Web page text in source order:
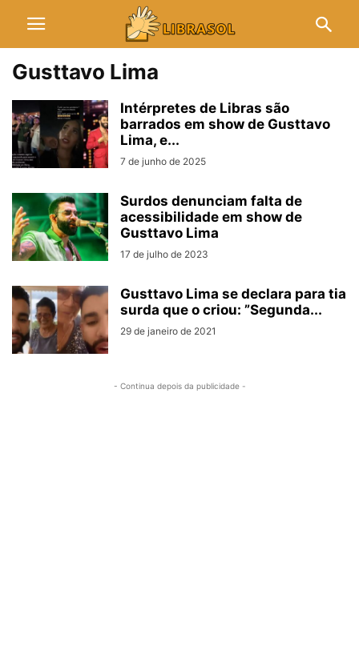
Gusttavo Lima
Intérpretes de Libras são
barrados em show de Gusttavo
Lima, e...
7 de junho de 2025
Surdos denunciam falta de
acessibilidade em show de
Gusttavo Lima
17 de julho de 2023
Gusttavo Lima se declara para tia
surda que o criou: ”Segunda...
29 de janeiro de 2021
- Continua depois da publicidade -